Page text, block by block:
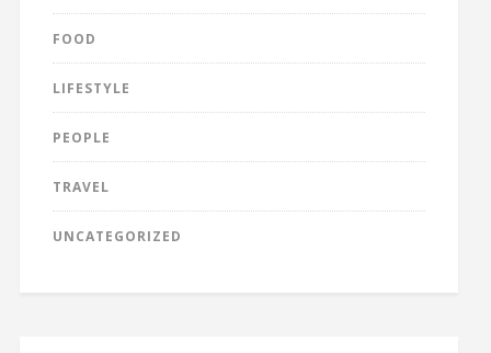
FOOD
LIFESTYLE
PEOPLE
TRAVEL
UNCATEGORIZED